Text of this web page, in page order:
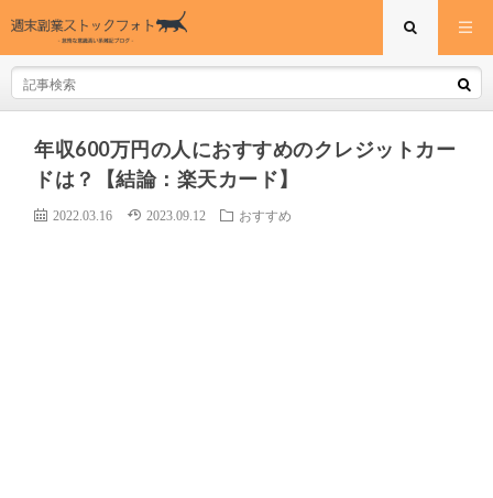
年収600万円の人におすすめのクレジットカー
ドは？【結論：楽天カード】
2022.03.16 2023.09.12 おすすめ